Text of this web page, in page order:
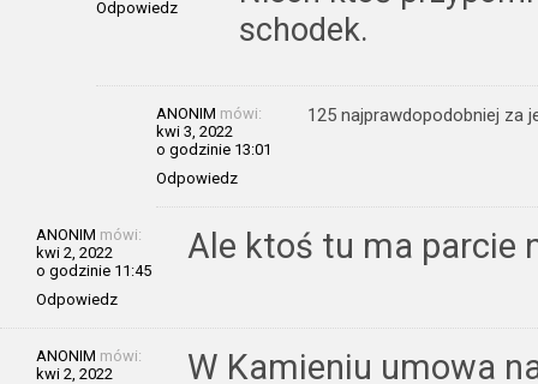
Odpowiedz
schodek.
ANONIM mówi:
kwi 3, 2022
o godzinie 13:01
Odpowiedz
125 najprawdopodobniej za
ANONIM mówi:
kwi 2, 2022
o godzinie 11:45
Odpowiedz
Ale ktoś tu ma parcie
ANONIM mówi:
kwi 2, 2022
W Kamieniu umowa